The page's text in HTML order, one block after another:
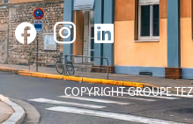
COPYRIGHT GROUPE